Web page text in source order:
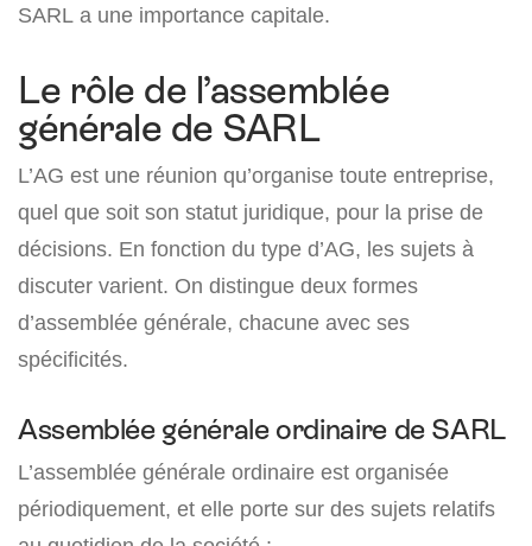
SARL a une importance capitale.
Le rôle de l’assemblée
générale de SARL
L’AG est une réunion qu’organise toute entreprise,
quel que soit son statut juridique, pour la prise de
décisions. En fonction du type d’AG, les sujets à
discuter varient. On distingue deux formes
d’assemblée générale, chacune avec ses
spécificités.
Assemblée générale ordinaire de SARL
L’assemblée générale ordinaire est organisée
périodiquement, et elle porte sur des sujets relatifs